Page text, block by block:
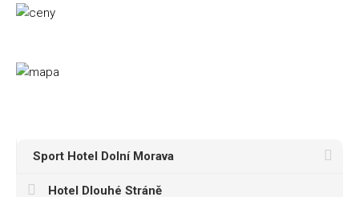
Sport Hotel Dolní Morava
Hotel Dlouhé Stráně